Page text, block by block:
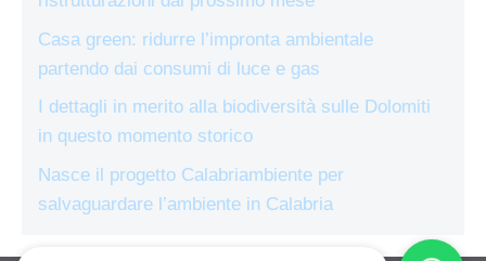
Casa green: ridurre l’impronta ambientale
partendo dai consumi di luce e gas
I dettagli in merito alla biodiversità sulle Dolomiti
in questo momento storico
Nasce il progetto Calabriambiente per
salvaguardare l’ambiente in Calabria